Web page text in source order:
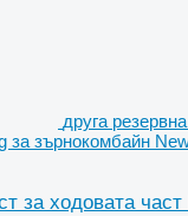
друга
за зърнокомбайн
за ходовата